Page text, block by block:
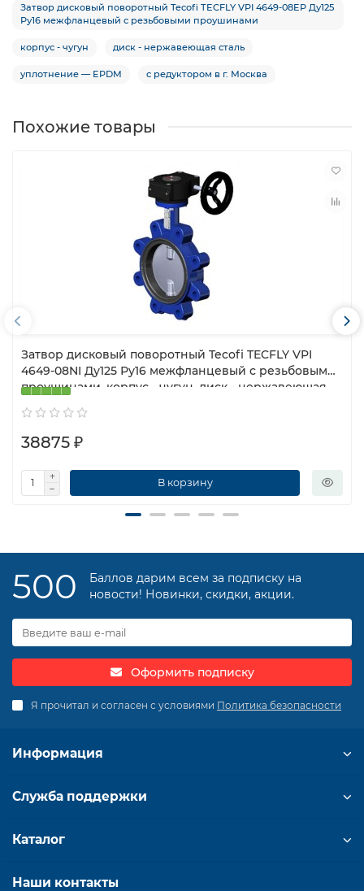
Затвор дисковый поворотный Tecofi TECFLY VPI 4649-08EP Ду125
Ру16 межфланцевый с резьбовыми проушинами
корпус - чугун диск - нержавеющая сталь
уплотнение — EPDM с редуктором в г. Москва
Похожие товары
Затвор дисковый поворотный Tecofi TECFLY VPI
4649-08NI Ду125 Ру16 межфланцевый с резьбовыми
проушинами, корпус - чугун, диск - нержавеющая
38875 ₽
В корзину
500
Баллов дарим всем за подписку на
новости! Новинки, скидки, акции.
Оформить подписку
Я прочитал и согласен с условиями Политика безопасности
Информация
Служба поддержки
Каталог
Наши контакты